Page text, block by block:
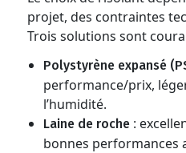
projet, des contraintes
Trois solutions sont
Polystyrène expansé
performance/prix,
l’humidité.
Laine de roche :
bonnes performances